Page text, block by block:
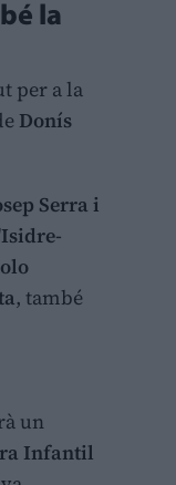
la
per a la
Donís
Serra i
Isidre-
, també
un
Infantil